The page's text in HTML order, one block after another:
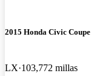
2015 Honda Civic Coupe
LX 103,772 millas